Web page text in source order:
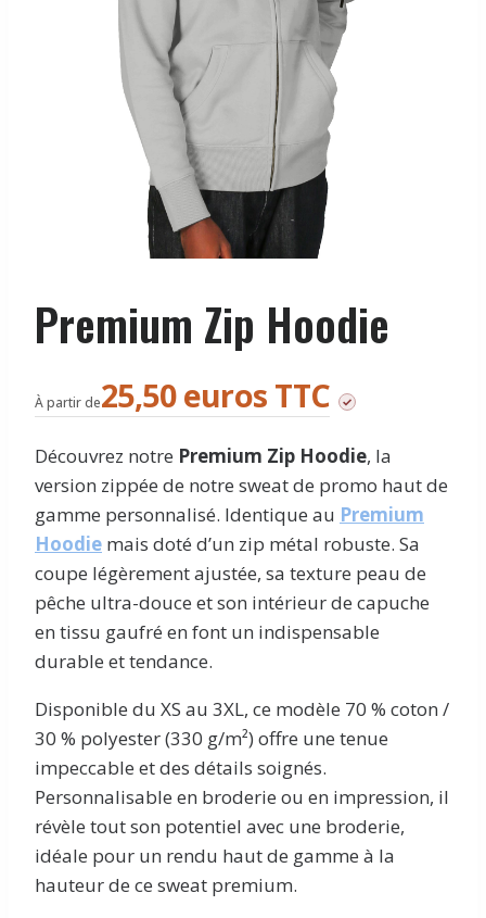
Premium Zip Hoodie
À partir de25,50 euros TTC
Découvrez notre Premium Zip Hoodie, la
version zippée de notre sweat de promo haut de
gamme personnalisé. Identique au Premium
Hoodie mais doté d’un zip métal robuste. Sa
coupe légèrement ajustée, sa texture peau de
pêche ultra-douce et son intérieur de capuche
en tissu gaufré en font un indispensable
durable et tendance.
Disponible du XS au 3XL, ce modèle 70 % coton /
30 % polyester (330 g/m²) offre une tenue
impeccable et des détails soignés.
Personnalisable en broderie ou en impression, il
révèle tout son potentiel avec une broderie,
idéale pour un rendu haut de gamme à la
hauteur de ce sweat premium.